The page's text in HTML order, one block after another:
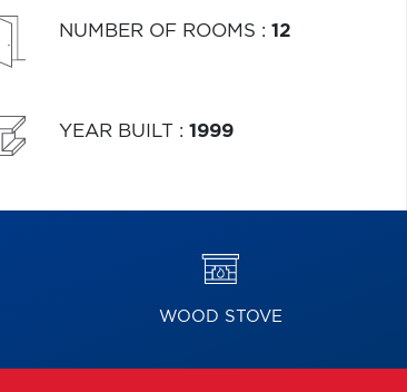
NUMBER OF ROOMS : 12
YEAR BUILT : 1999
WOOD STOVE